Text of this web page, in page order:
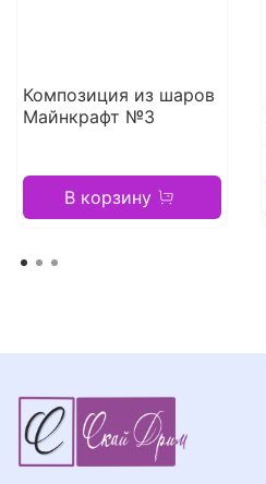
Композиция из шаров
Майнкрафт №3
В корзину